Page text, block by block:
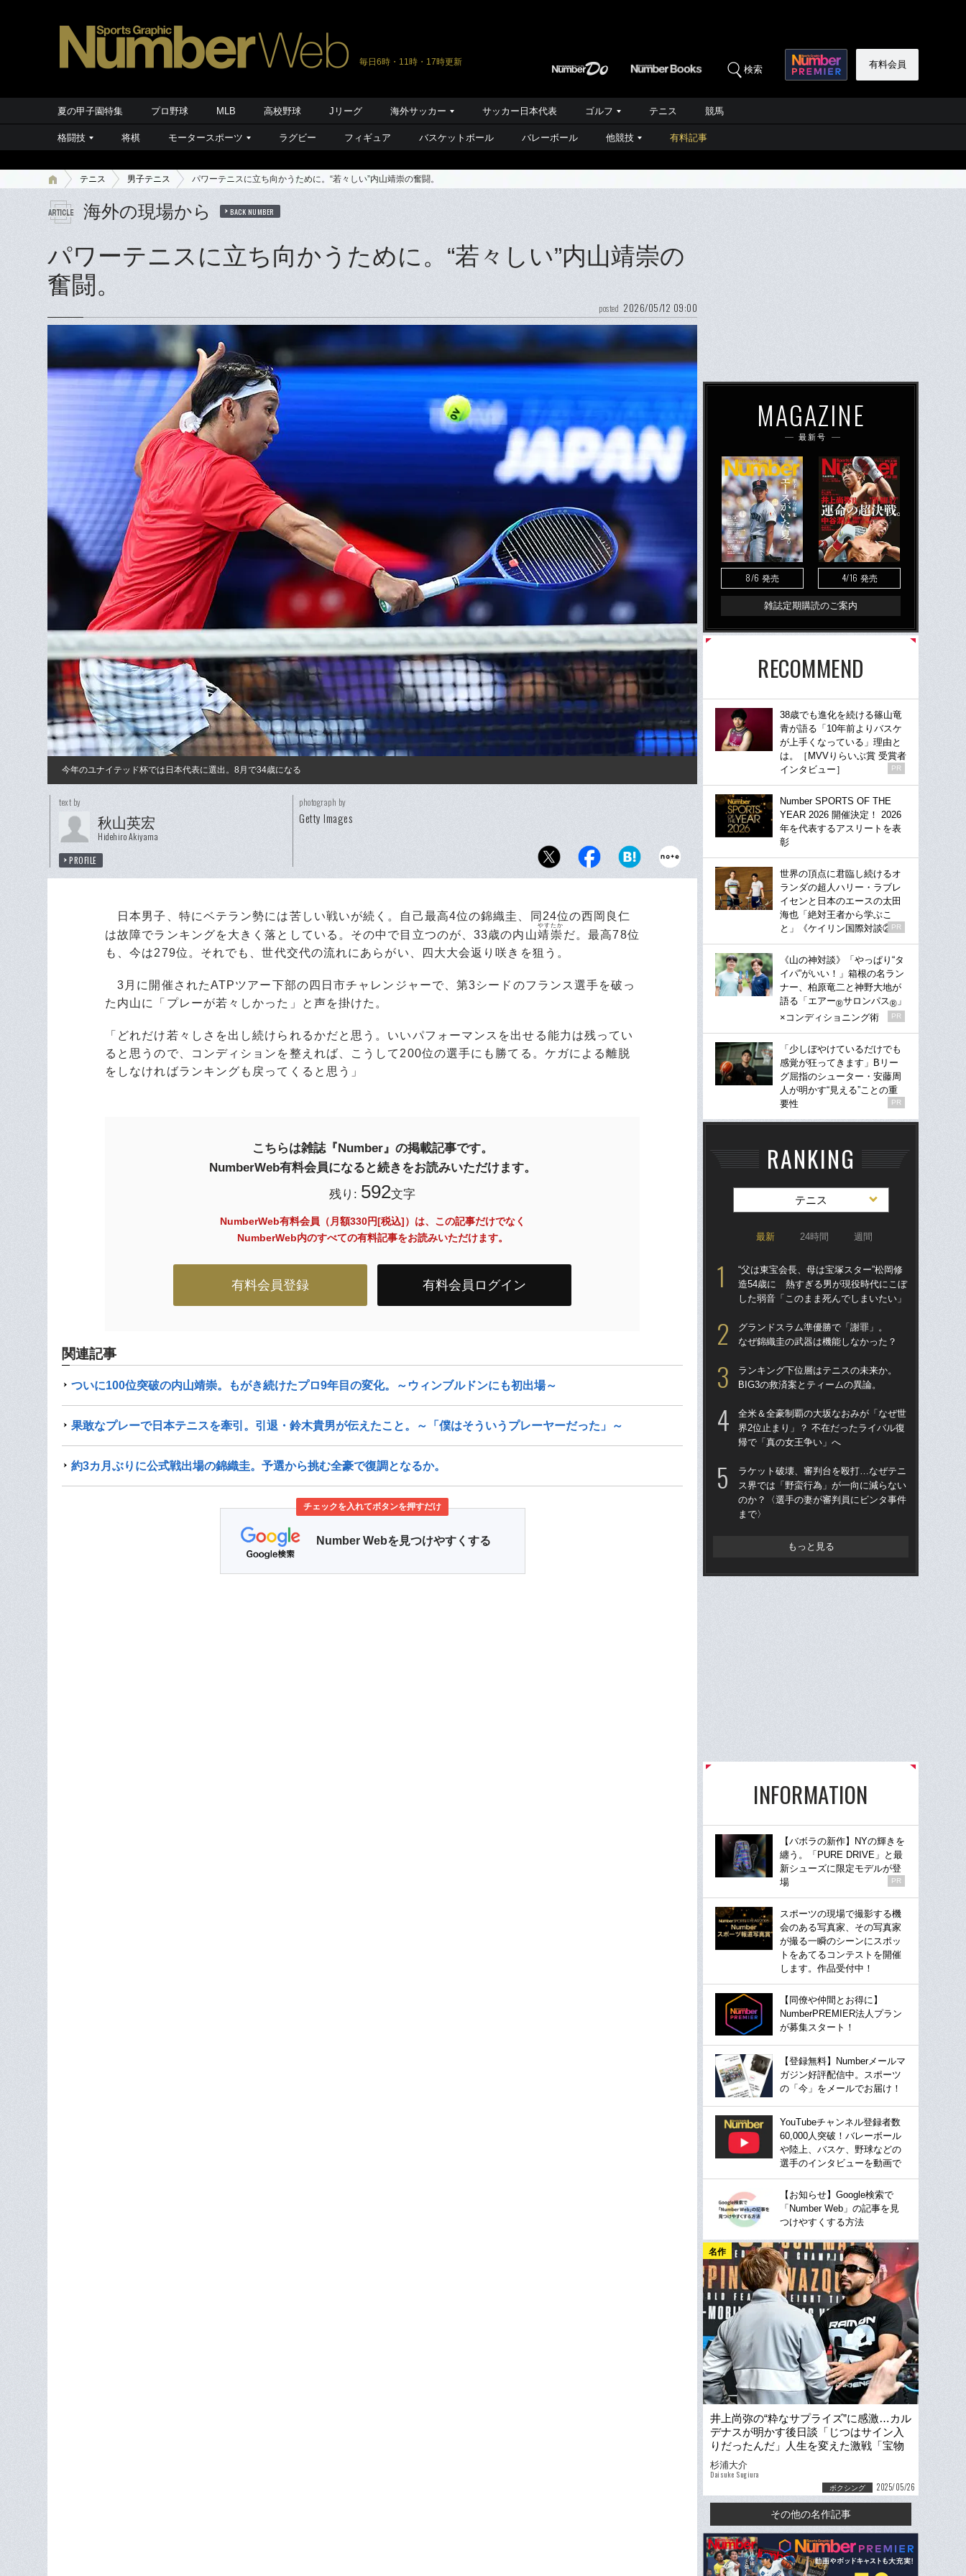
毎日6時・11時・17時更新
検索 有料会員
夏の甲子園特集 プロ野球 MLB 高校野球 Jリーグ 海外サッカー サッカー日本代表 ゴルフ テニス 競馬
格闘技 将棋 モータースポーツ ラグビー フィギュア バスケットボール バレーボール 他競技 有料記事
テニス 男子テニス パワーテニスに立ち向かうために。“若々しい”内山靖崇の奮闘。
海外の現場から BACK NUMBER
パワーテニスに立ち向かうために。“若々しい”内山靖崇の
奮闘。
posted 2026/05/12 09:00
今年のユナイテッド杯では日本代表に選出。8月で34歳になる
text by
秋山英宏
Hidehiro Akiyama
PROFILE
photograph by
Getty Images
日本男子、特にベテラン勢には苦しい戦いが続く。自己最高4位の錦織圭、同24位の西岡良仁
は故障でランキングを大きく落としている。その中で目立つのが、33歳の内山靖崇
やすたか
だ。最高78位
も、今は279位。それでも、世代交代の流れにあらがい、四大大会返り咲きを狙う。
3月に開催されたATPツアー下部の四日市チャレンジャーで、第3シードのフランス選手を破っ
た内山に「プレーが若々しかった」と声を掛けた。
「どれだけ若々しさを出し続けられるかだと思う。いいパフォーマンスを出せる能力は残ってい
ると思うので、コンディションを整えれば、こうして200位の選手にも勝てる。ケガによる離脱
をしなければランキングも戻ってくると思う」
こちらは雑誌『Number』の掲載記事です。
NumberWeb有料会員になると続きをお読みいただけます。
残り: 592文字
NumberWeb有料会員（月額330円[税込]）は、この記事だけでなく
NumberWeb内のすべての有料記事をお読みいただけます。
有料会員登録 有料会員ログイン
関連記事
ついに100位突破の内山靖崇。もがき続けたプロ9年目の変化。～ウィンブルドンにも初出場～
果敢なプレーで日本テニスを牽引。引退・鈴木貴男が伝えたこと。～「僕はそういうプレーヤーだった」～
約3カ月ぶりに公式戦出場の錦織圭。予選から挑む全豪で復調となるか。
チェックを入れてボタンを押すだけ
Number Webを見つけやすくする
MAGAZINE
最新号
8/6 発売 4/16 発売
雑誌定期購読のご案内
RECOMMEND
38歳でも進化を続ける篠山竜
青が語る「10年前よりバスケ
が上手くなっている」理由と
は。［MVVりらいぶ賞 受賞者
インタビュー］
PR
Number SPORTS OF THE
YEAR 2026 開催決定！ 2026
年を代表するアスリートを表
彰
世界の頂点に君臨し続けるオ
ランダの超人ハリー・ラブレ
イセンと日本のエースの太田
海也「絶対王者から学ぶこ
と」《ケイリン国際対談②》
PR
《山の神対談》「やっぱり“タ
イパ”がいい！」箱根の名ラン
ナー、柏原竜二と神野大地が
語る「エアー®サロンパス® 」
×コンディショニング術
PR
「少しぼやけているだけでも
感覚が狂ってきます」Bリー
グ屈指のシューター・安藤周
人が明かす“見える”ことの重
要性
PR
RANKING
テニス
最新 24時間 週間
“父は東宝会長、母は宝塚スター”松岡修
造54歳に 熱すぎる男が現役時代にこぼ
した弱音「このまま死んでしまいたい」
グランドスラム準優勝で「謝罪」。
なぜ錦織圭の武器は機能しなかった？
ランキング下位層はテニスの未来か。
BIG3の救済案とティームの異論。
全米＆全豪制覇の大坂なおみが「なぜ世
界2位止まり」？ 不在だったライバル復
帰で「真の女王争い」へ
ラケット破壊、審判台を殴打…なぜテニ
ス界では「野蛮行為」が一向に減らない
のか？〈選手の妻が審判員にビンタ事件
まで〉
もっと見る
INFORMATION
【バボラの新作】NYの輝きを
纏う。「PURE DRIVE」と最
新シューズに限定モデルが登
場
PR
スポーツの現場で撮影する機
会のある写真家、その写真家
が撮る一瞬のシーンにスポッ
トをあてるコンテストを開催
します。作品受付中！
【同僚や仲間とお得に】
NumberPREMIER法人プラン
が募集スタート！
【登録無料】Numberメールマ
ガジン好評配信中。スポーツ
の「今」をメールでお届け！
YouTubeチャンネル登録者数
60,000人突破！バレーボール
や陸上、バスケ、野球などの
選手のインタビューを動画で
【お知らせ】Google検索で
「Number Web」の記事を見
つけやすくする方法
名作
井上尚弥の“粋なサプライズ”に感激…カル
デナスが明かす後日談「じつはサイン入
りだったんだ」人生を変えた激戦「宝物
として保存しておくよ」
杉浦大介
Daisuke Sugiura
ボクシング 2025/05/26
その他の名作記事